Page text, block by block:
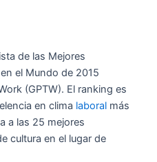
de las Mejores
el Mundo de 2015
(GPTW). El ranking es
en clima laboral más
a las 25 mejores
cultura en el lugar de